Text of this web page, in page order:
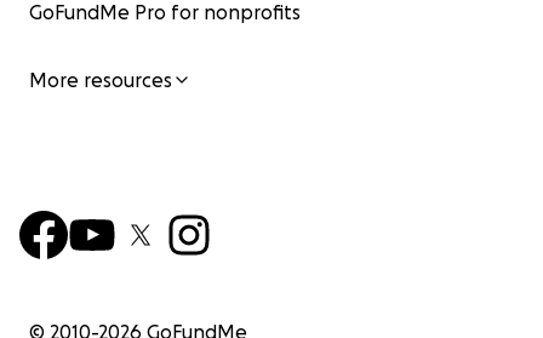
GoFundMe Pro for nonprofits
More resources
© 2010-2026 GoFundMe